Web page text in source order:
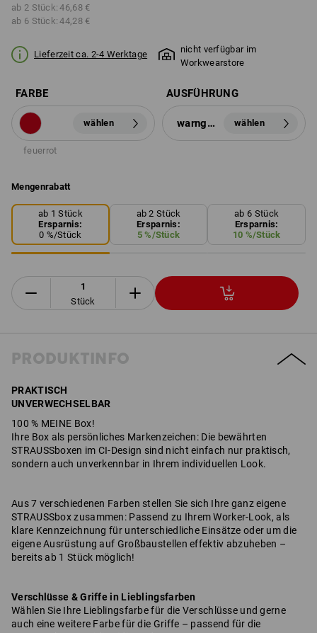
ab 2 Stück: 46,68 €
ab 6 Stück: 44,28 €
Lieferzeit ca. 2-4 Werktage
nicht verfügbar im
Workwearstore
FARBE
wählen
feuerrot
AUSFÜHRUNG
warngelb wählen
Mengenrabatt
ab 1 Stück
Ersparnis:
0 %/Stück
ab 2 Stück
Ersparnis:
5%/Stück
ab 6 Stück
Ersparnis:
10 %/Stück
Stück
PRODUKTINFO
PRAKTISCH
UNVERWECHSELBAR
100 % MEINE Box!
Ihre Box als persönliches Markenzeichen: Die bewährten
STRAUSSboxen im CI-Design sind nicht einfach nur praktisch,
sondern auch unverkennbar in Ihrem individuellen Look.
Aus 7 verschiedenen Farben stellen Sie sich Ihre ganz eigene
STRAUSSbox zusammen: Passend zu Ihrem Worker-Look, als
klare Kennzeichnung für unterschiedliche Einsätze oder um die
eigene Ausrüstung auf Großbaustellen effektiv abzuheben –
bereits ab 1 Stück möglich!
Verschlüsse & Griffe in Lieblingsfarben
Wählen Sie Ihre Lieblingsfarbe für die Verschlüsse und gerne
auch eine weitere Farbe für die Griffe – passend für die